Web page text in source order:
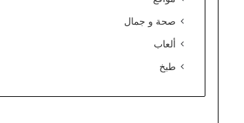
صحة و جمال
ألعاب
طبخ